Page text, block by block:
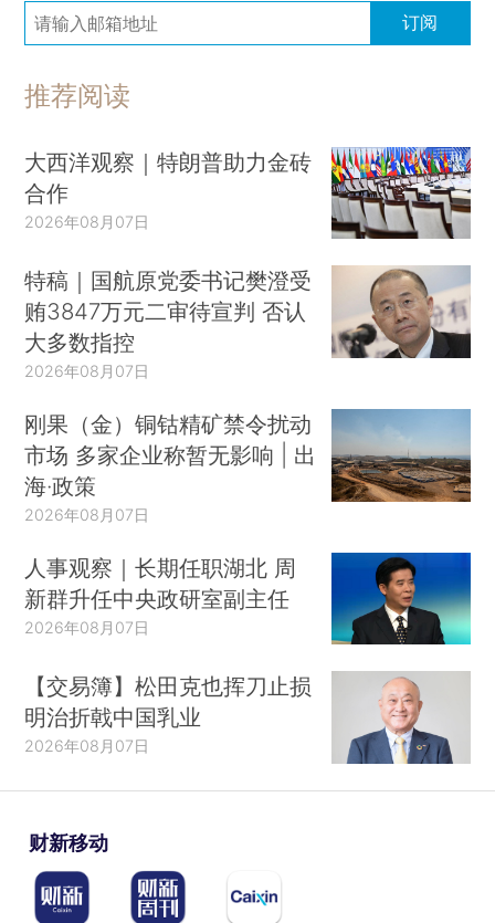
订阅
推荐阅读
大西洋观察｜特朗普助力金砖
合作
2026年08月07日
特稿｜国航原党委书记樊澄受
贿3847万元二审待宣判 否认
大多数指控
2026年08月07日
刚果（金）铜钴精矿禁令扰动
市场 多家企业称暂无影响 | 出
海·政策
2026年08月07日
人事观察｜长期任职湖北 周
新群升任中央政研室副主任
2026年08月07日
【交易簿】松田克也挥刀止损
明治折戟中国乳业
2026年08月07日
财新移动